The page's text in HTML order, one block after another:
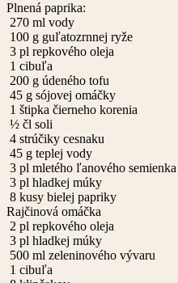
Plnená paprika:
270 ml vody
100 g guľatozrnnej ryže
3 pl repkového oleja
1 cibuľa
200 g údeného tofu
45 g sójovej omáčky
1 štipka čierneho korenia
½ čl soli
4 strúčiky cesnaku
45 g teplej vody
3 pl mletého ľanového semienka
3 pl hladkej múky
8 kusy bielej papriky
Rajčinová omáčka
2 pl repkového oleja
3 pl hladkej múky
500 ml zeleninového vývaru
1 cibuľa